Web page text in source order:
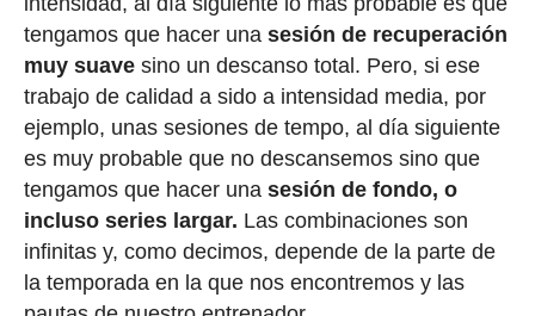
tengamos que hacer una sesión de recuperación
muy suavesino un descanso total. Pero, si ese
trabajo de calidad a sido a intensidad media, por
ejemplo, unas sesiones de tempo, al día siguiente
es muy probable que no descansemos sino que
tengamos que hacer una sesión de fondo, o
incluso series largar. Las combinaciones son
infinitas y, como decimos, depende de la parte de
la temporada en la que nos encontremos y las